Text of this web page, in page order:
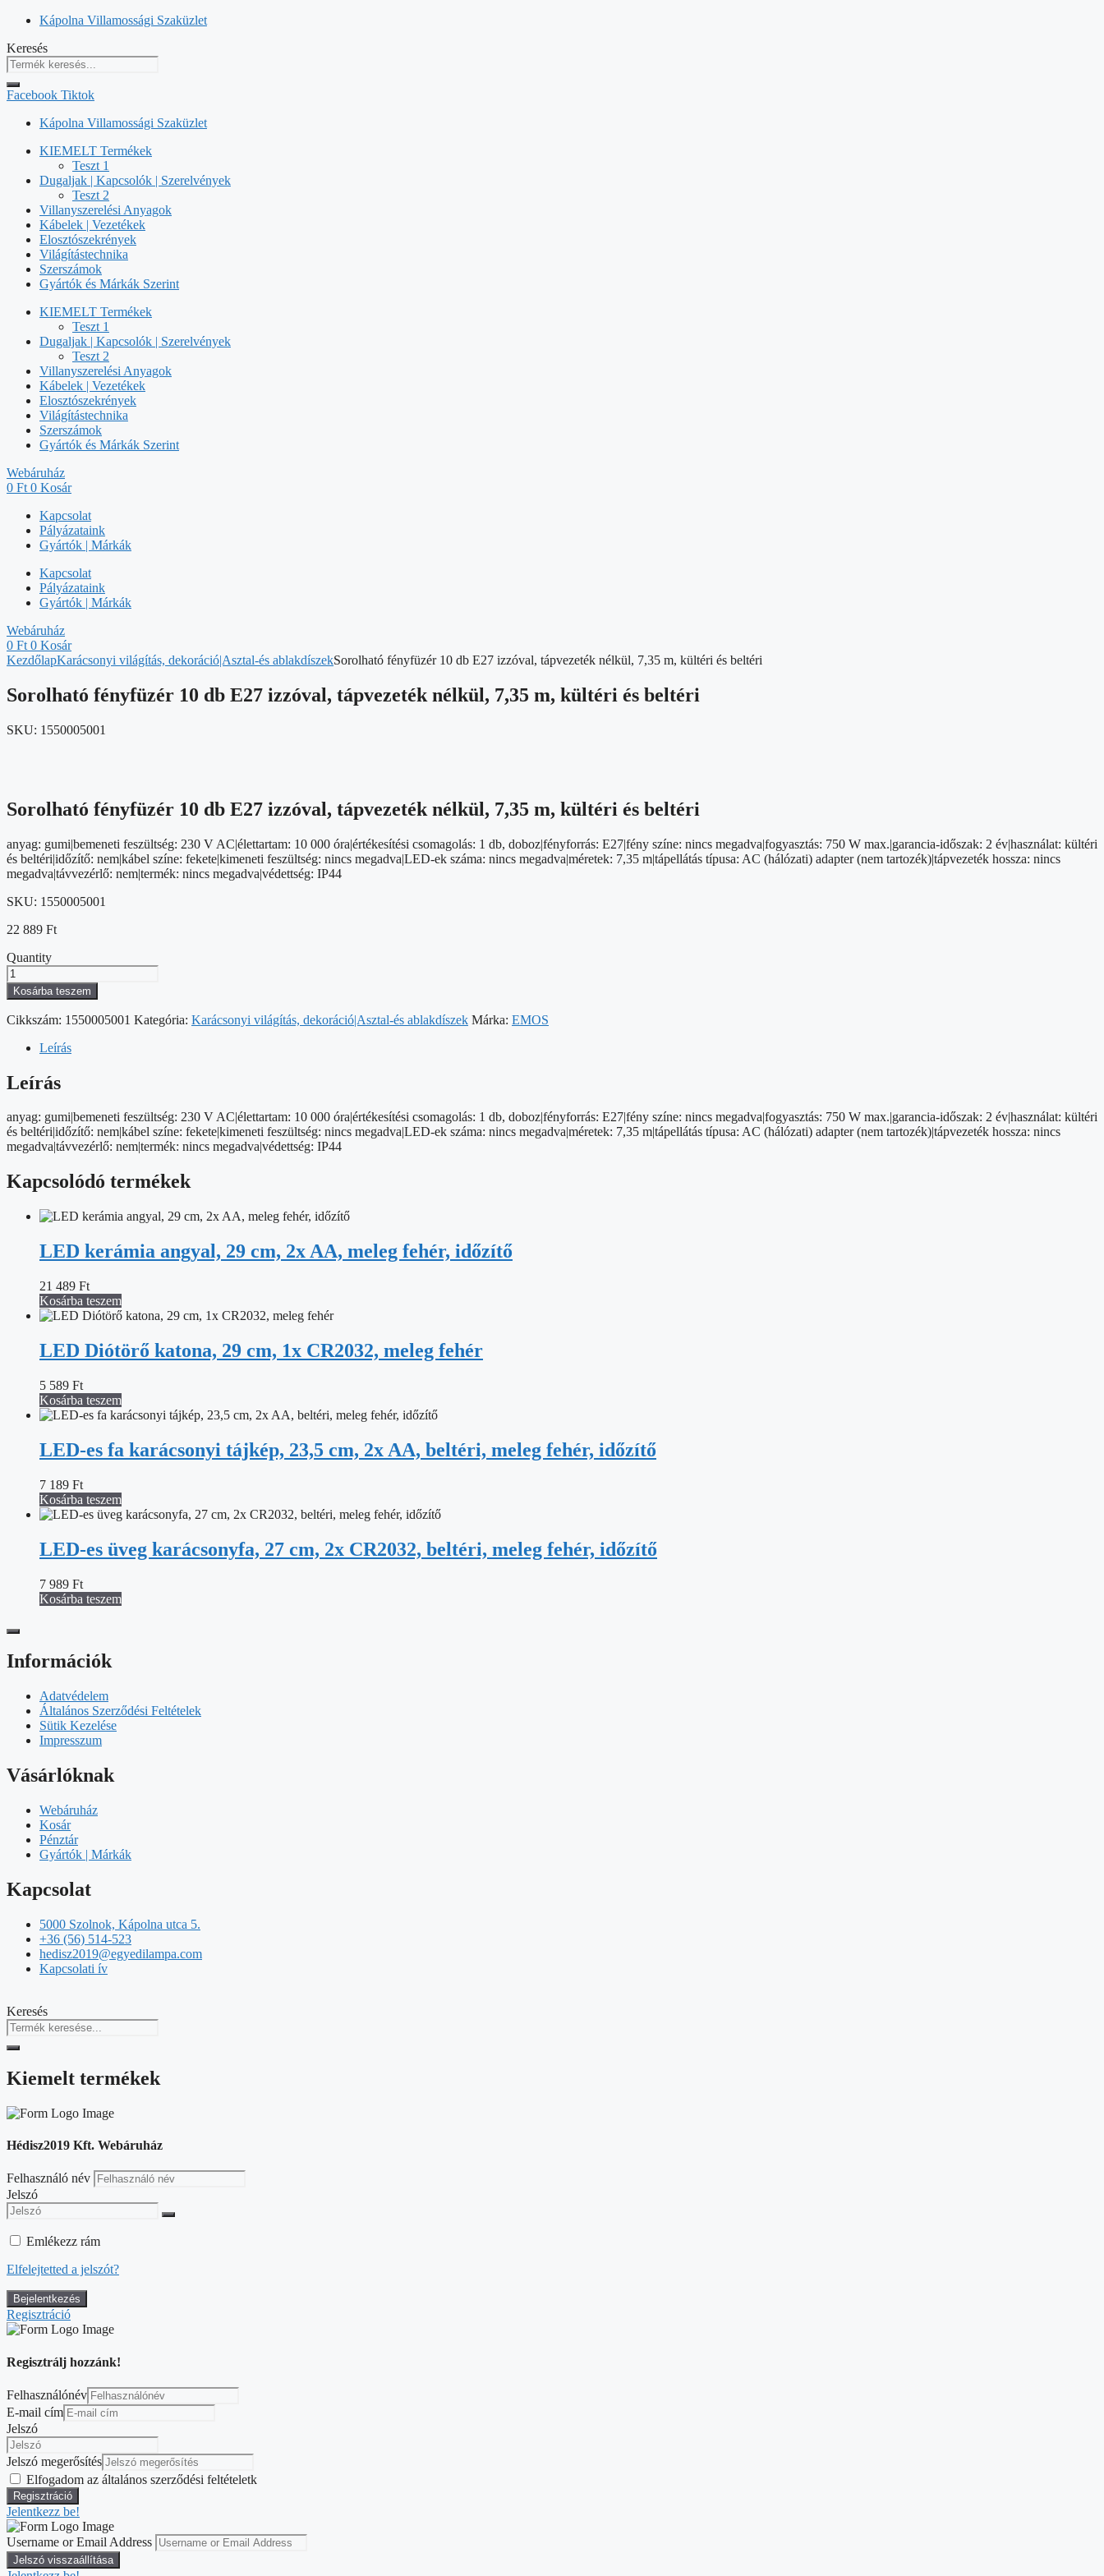
Kilépés
tartalomba
Kápolna Villamossági Szaküzlet
Keresés
Facebook Tiktok
Kápolna Villamossági Szaküzlet
KIEMELT Termékek
Teszt 1
Dugaljak | Kapcsolók | Szerelvények
Teszt 2
Villanyszerelési Anyagok
Kábelek | Vezetékek
Elosztószekrények
Világítástechnika
Szerszámok
Gyártók és Márkák Szerint
KIEMELT Termékek
Teszt 1
Dugaljak | Kapcsolók | Szerelvények
Teszt 2
Villanyszerelési Anyagok
Kábelek | Vezetékek
Elosztószekrények
Világítástechnika
Szerszámok
Gyártók és Márkák Szerint
Webáruház
0 Ft 0 Kosár
Kapcsolat
Pályázataink
Gyártók | Márkák
Kapcsolat
Pályázataink
Gyártók | Márkák
Webáruház
0 Ft 0 Kosár
KezdőlapKarácsonyi világítás, dekoráció|Asztal-és ablakdíszekSorolható fényfüzér 10 db E27 izzóval, tápvezeték nélkül, 7,35 m, kültéri és beltéri
Sorolható fényfüzér 10 db E27 izzóval, tápvezeték nélkül, 7,35 m, kültéri és beltéri
SKU: 1550005001
Sorolható fényfüzér 10 db E27 izzóval, tápvezeték nélkül, 7,35 m, kültéri és beltéri
anyag: gumi|bemeneti feszültség: 230 V AC|élettartam: 10 000 óra|értékesítési csomagolás: 1 db, doboz|fényforrás: E27|fény színe: nincs megadva|fogyasztás: 750 W max.|garancia-időszak: 2 év|használat: kültéri
és beltéri|időzítő: nem|kábel színe: fekete|kimeneti feszültség: nincs megadva|LED-ek száma: nincs megadva|méretek: 7,35 m|tápellátás típusa: AC (hálózati) adapter (nem tartozék)|tápvezeték hossza: nincs
megadva|távvezérlő: nem|termék: nincs megadva|védettség: IP44
SKU: 1550005001
22 889 Ft
Quantity
Sorolható
fényfüzér
10
db
izzóval,
nélkül,
7,35
kültéri
és
beltéri
Kosárba teszem
Cikkszám: 1550005001 Kategória: Karácsonyi világítás, dekoráció|Asztal-és ablakdíszek Márka: EMOS
Leírás
Leírás
anyag: gumi|bemeneti feszültség: 230 V AC|élettartam: 10 000 óra|értékesítési csomagolás: 1 db, doboz|fényforrás: E27|fény színe: nincs megadva|fogyasztás: 750 W max.|garancia-időszak: 2 év|használat: kültéri
és beltéri|időzítő: nem|kábel színe: fekete|kimeneti feszültség: nincs megadva|LED-ek száma: nincs megadva|méretek: 7,35 m|tápellátás típusa: AC (hálózati) adapter (nem tartozék)|tápvezeték hossza: nincs
megadva|távvezérlő: nem|termék: nincs megadva|védettség: IP44
Kapcsolódó termékek
LED kerámia angyal, 29 cm, 2x AA, meleg fehér, időzítő
21 489 Ft
Kosárba teszem
LED Diótörő katona, 29 cm, 1x CR2032, meleg fehér
5 589 Ft
Kosárba teszem
LED-es fa karácsonyi tájkép, 23,5 cm, 2x AA, beltéri, meleg fehér, időzítő
7 189 Ft
Kosárba teszem
LED-es üveg karácsonyfa, 27 cm, 2x CR2032, beltéri, meleg fehér, időzítő
7 989 Ft
Kosárba teszem
Információk
Adatvédelem
Általános Szerződési Feltételek
Sütik Kezelése
Impresszum
Vásárlóknak
Webáruház
Kosár
Pénztár
Gyártók | Márkák
Kapcsolat
5000 Szolnok, Kápolna utca 5.
+36 (56) 514-523
hedisz2019@egyedilampa.com
Kapcsolati ív
Keresés
Kiemelt termékek
Hédisz2019 Kft. Webáruház
Felhasználó név
Jelszó
Emlékezz rám
Elfelejtetted a jelszót?
Regisztráció
Regisztrálj hozzánk!
Felhasználónév
E-mail cím
Jelszó
Jelszó megerősítés
Elfogadom az általános szerződési feltételetk
Jelentkezz be!
Username or Email Address